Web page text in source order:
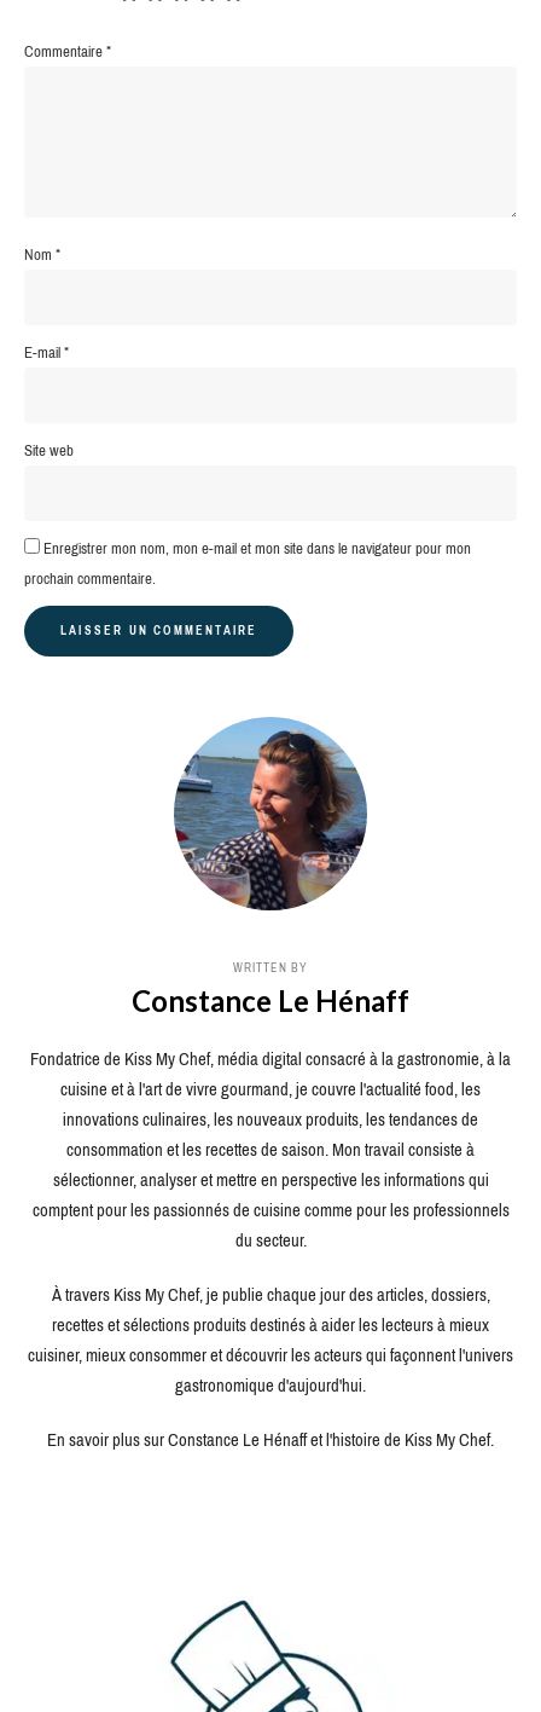
Commentaire*
Nom*
E-mail*
Site web
Enregistrer mon nom, mon e-mail et mon site dans le navigateur pour mon
prochain commentaire.
WRITTEN BY
Constance Le Hénaff
Fondatrice de Kiss My Chef, média digital consacré à la gastronomie, à la
cuisine et à l'art de vivre gourmand, je couvre l'actualité food, les
innovations culinaires, les nouveaux produits, les tendances de
consommation et les recettes de saison. Mon travail consiste à
sélectionner, analyser et mettre en perspective les informations qui
comptent pour les passionnés de cuisine comme pour les professionnels
du secteur.
À travers Kiss My Chef, je publie chaque jour des articles, dossiers,
recettes et sélections produits destinés à aider les lecteurs à mieux
cuisiner, mieux consommer et découvrir les acteurs qui façonnent l'univers
gastronomique d'aujourd'hui.
En savoir plus sur Constance Le Hénaff et l'histoire de Kiss My Chef.